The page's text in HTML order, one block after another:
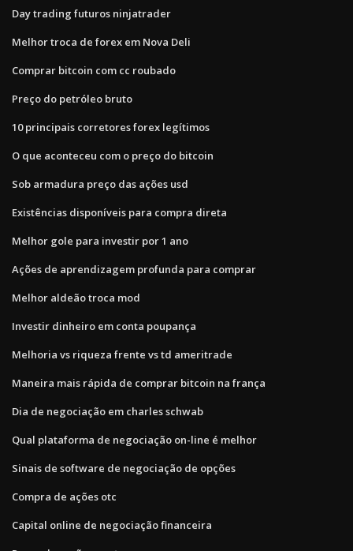
Day trading futuros ninjatrader
Melhor troca de forex em Nova Deli
Comprar bitcoin com cc roubado
Preço do petróleo bruto
10 principais corretores forex legítimos
O que aconteceu com o preço do bitcoin
Sob armadura preço das ações usd
Existências disponíveis para compra direta
Melhor gole para investir por 1 ano
Ações de aprendizagem profunda para comprar
Melhor aldeão troca mod
Investir dinheiro em conta poupança
Melhoria vs riqueza frente vs td ameritrade
Maneira mais rápida de comprar bitcoin na frança
Dia de negociação em charles schwab
Qual plataforma de negociação on-line é melhor
Sinais de software de negociação de opções
Compra de ações otc
Capital online de negociação financeira